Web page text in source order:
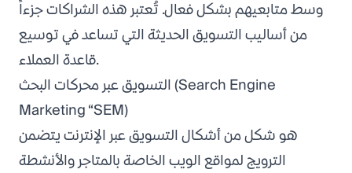
وسط متابعيهم بشكل فعال. تُعتبر هذه الشراكات جزءاً
من أساليب التسويق الحديثة التي تساعد في توسيع
قاعدة العملاء.
التسويق عبر محركات البحث (Search Engine
Marketing “SEM)
هو شكل من أشكال التسويق عبر الإنترنت يتضمن
الترويج لمواقع الويب الخاصة بالمتاجر والأنشطة